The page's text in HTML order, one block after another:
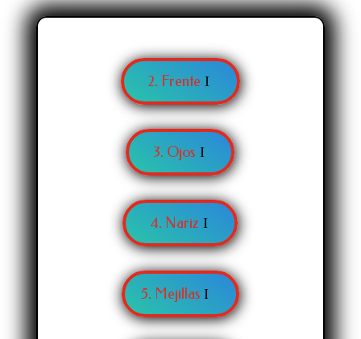
2. Frente
3. Ojos
4. Nariz
5. Mejillas